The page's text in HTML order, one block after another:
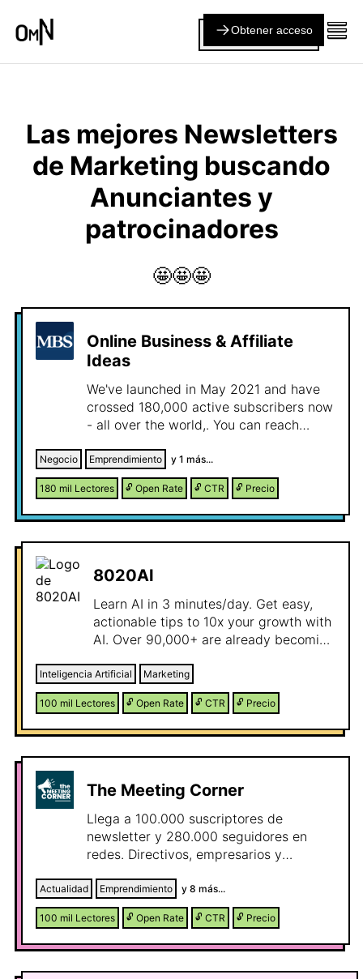
Obtener acceso
Las mejores Newsletters
de Marketing buscando
Anunciantes y
patrocinadores
🤩🤩🤩
Online Business & Affiliate
Ideas
We've launched in May 2021 and have
crossed 180,000 active subscribers now
- all over the world,. You can reach
and creators who love learning how real
people make money online. Our
newsletter has two parts: Online
Business Ideas– where we analyze real
where new opportunities lie. Affiliate
Marketing Ideas– where we uncover real
affiliate campaigns from platforms like
ClickBank and Digistore24, showing the
ads, landing pages, and traffic
exposure in front of an engaged
audience of people actively building or
scaling online income streams, from
creators and solopreneurs to agency
online businesses, this is your crowd.
Negocio Emprendimiento y 1 más...
180 mil Lectores 🔓 Open Rate 🔓 CTR 🔓 Precio
8020AI
Learn AI in 3 minutes/day. Get easy,
actionable tips to 10x your growth with
AI. Over 90,000+ are already becoming
Inteligencia Artificial Marketing
100 mil Lectores 🔓 Open Rate 🔓 CTR 🔓 Precio
The Meeting Corner
Llega a 100.000 suscriptores de
newsletter y 280.000 seguidores en
redes. Directivos, empresarios y
referencia en economía, tecnología y
gestión empresarial.
Actualidad Emprendimiento y 8 más...
100 mil Lectores 🔓 Open Rate 🔓 CTR 🔓 Precio